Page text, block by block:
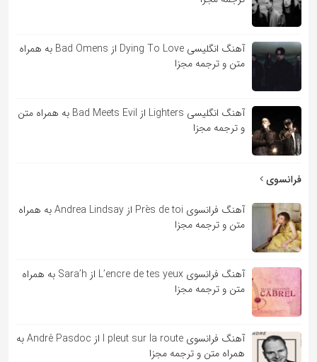
آهنگ انگلیسی Dying To Love از Bad Omens به همراه
متن و ترجمه مجزا
آهنگ انگلیسی Lighters از Bad Meets Evil به همراه متن
و ترجمه مجزا
فرانسوی
آهنگ فرانسوی Près de toi از Andrea Lindsay به همراه
متن و ترجمه مجزا
آهنگ فرانسوی L’encre de tes yeux از Sara’h به همراه
متن و ترجمه مجزا
آهنگ فرانسوی l pleut sur la route از André Pasdoc به
همراه متن و ترجمه مجزا